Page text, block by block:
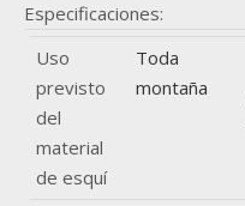
Especificaciones:
Uso
previsto
del
material
de esquí
Toda
montaña